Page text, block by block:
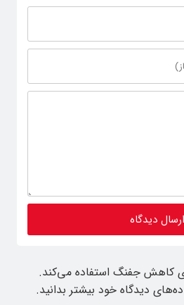
کاهش جفنگ استفاده می‌کند.
دیدگاه خود بیشتر بدانید.